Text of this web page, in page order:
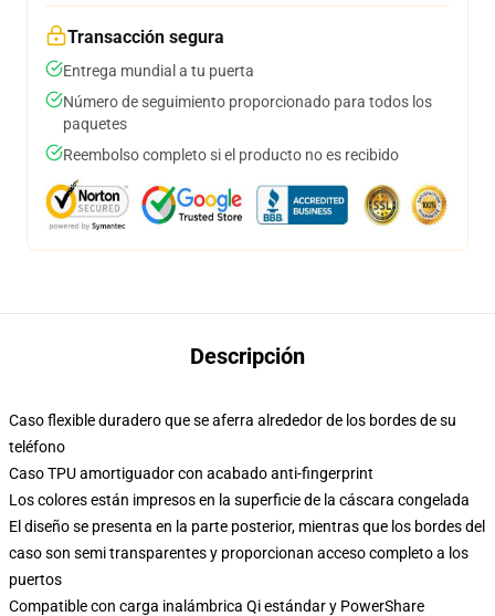
Transacción segura
Entrega mundial a tu puerta
Número de seguimiento proporcionado para todos los
paquetes
Reembolso completo si el producto no es recibido
Descripción
Caso flexible duradero que se aferra alrededor de los bordes de su
teléfono
Caso TPU amortiguador con acabado anti-fingerprint
Los colores están impresos en la superficie de la cáscara congelada
El diseño se presenta en la parte posterior, mientras que los bordes del
caso son semi transparentes y proporcionan acceso completo a los
puertos
Compatible con carga inalámbrica Qi estándar y PowerShare